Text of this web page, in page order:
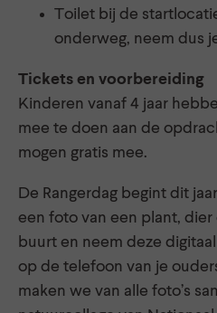
Toilet bij de
onderweg, neem dus
Tickets en voorbereiding
Kinderen vanaf 4 jaar
mee te doen aan de
mogen gratis mee.
De Rangerdag begint dit
een foto van een plant,
buurt en neem deze
op de telefoon van je
maken we van alle foto’s